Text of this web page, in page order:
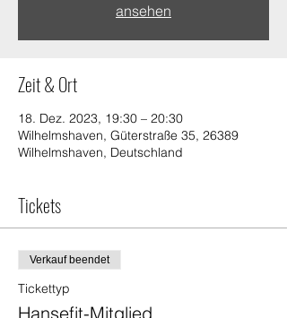
ansehen
Zeit & Ort
18. Dez. 2023, 19:30 – 20:30
Wilhelmshaven, Güterstraße 35, 26389
Wilhelmshaven, Deutschland
Tickets
Verkauf beendet
Tickettyp
Hansefit-Mitglied